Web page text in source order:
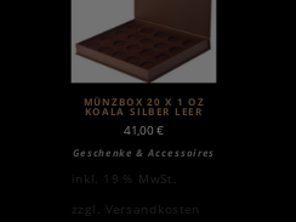
MÜNZBOX 20 X 1 OZ
KOALA SILBER LEER
41,00€
Geschenke & Accessoires
inkl. 19 % MwSt.
zzgl. Versandkosten